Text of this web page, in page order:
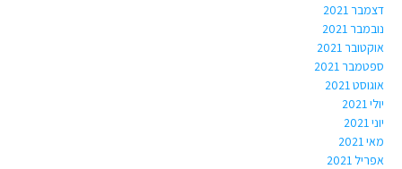
דצמבר 2021
נובמבר 2021
אוקטובר 2021
ספטמבר 2021
אוגוסט 2021
יולי 2021
יוני 2021
מאי 2021
אפריל 2021